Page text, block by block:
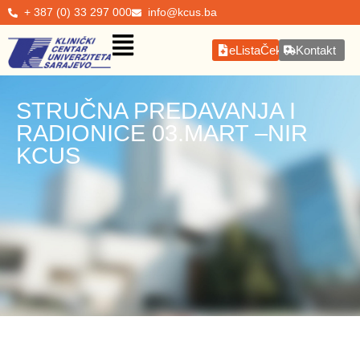
+ 387 (0) 33 297 000 info@kcus.ba
eListaČekanjaKontakt
STRUČNA PREDAVANJA I
RADIONICE 03.MART –NIR
KCUS